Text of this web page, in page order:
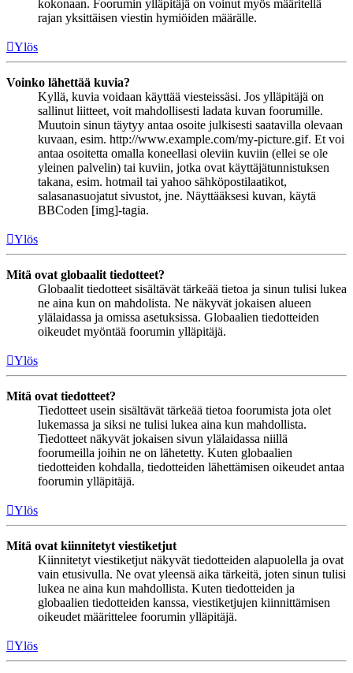
kokonaan. Foorumin ylläpitäjä on voinut myös määritellä
rajan yksittäisen viestin hymiöiden määrälle.
Ylös
Voinko lähettää kuvia?
Kyllä, kuvia voidaan käyttää viesteissäsi. Jos ylläpitäjä on
sallinut liitteet, voit mahdollisesti ladata kuvan foorumille.
Muutoin sinun täytyy antaa osoite julkisesti saatavilla olevaan
kuvaan, esim. http://www.example.com/my-picture.gif. Et voi
antaa osoitetta omalla koneellasi oleviin kuviin (ellei se ole
yleinen palvelin) tai kuviin, jotka ovat käyttäjätunnistuksen
takana, esim. hotmail tai yahoo sähköpostilaatikot,
salasanasuojatut sivustot, jne. Näyttääksesi kuvan, käytä
BBCoden [img]-tagia.
Ylös
Mitä ovat globaalit tiedotteet?
Globaalit tiedotteet sisältävät tärkeää tietoa ja sinun tulisi lukea
ne aina kun on mahdolista. Ne näkyvät jokaisen alueen
ylälaidassa ja omissa asetuksissa. Globaalien tiedotteiden
oikeudet myöntää foorumin ylläpitäjä.
Ylös
Mitä ovat tiedotteet?
Tiedotteet usein sisältävät tärkeää tietoa foorumista jota olet
lukemassa ja siksi ne tulisi lukea aina kun mahdollista.
Tiedotteet näkyvät jokaisen sivun ylälaidassa niillä
foorumeilla joihin ne on lähetetty. Kuten globaalien
tiedotteiden kohdalla, tiedotteiden lähettämisen oikeudet antaa
foorumin ylläpitäjä.
Ylös
Mitä ovat kiinnitetyt viestiketjut
Kiinnitetyt viestiketjut näkyvät tiedotteiden alapuolella ja ovat
vain etusivulla. Ne ovat yleensä aika tärkeitä, joten sinun tulisi
lukea ne aina kun mahdollista. Kuten tiedotteiden ja
globaalien tiedotteiden kanssa, viestiketjujen kiinnittämisen
oikeudet määrittelee foorumin ylläpitäjä.
Ylös